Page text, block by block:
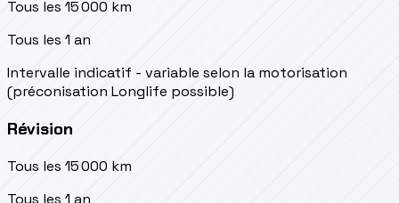
Tous les 15 000 km
Tous les 1 an
Intervalle indicatif - variable selon la motorisation
(préconisation Longlife possible)
Révision
Tous les 15 000 km
Tous les 1 an